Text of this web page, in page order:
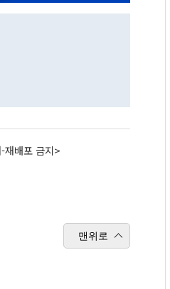
배포 금지>
맨위로